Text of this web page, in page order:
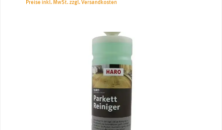
Preise inkl. MwSt. zzgl. Versandkosten